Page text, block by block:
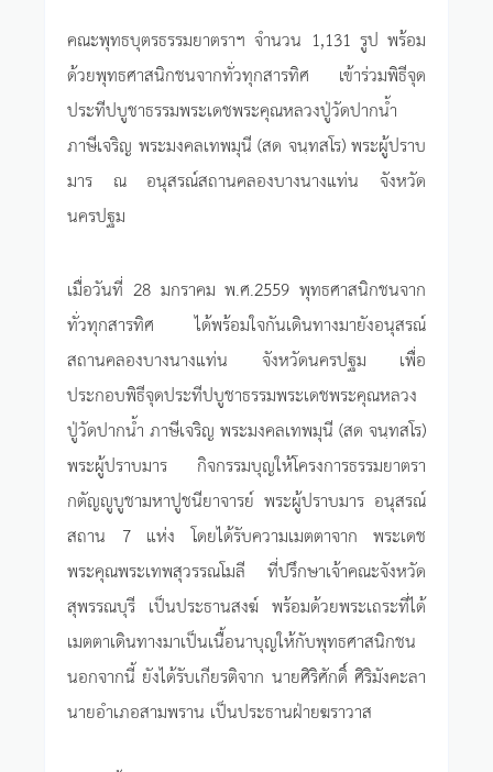
คณะพุทธบุตรธรรมยาตราฯ จำนวน 1,131 รูป พร้อม
ด้วยพุทธศาสนิกชนจากทั่วทุกสารทิศ เข้าร่วมพิธีจุด
ประทีปบูชาธรรมพระเดชพระคุณหลวงปู่วัดปากน้ำ
ภาษีเจริญ พระมงคลเทพมุนี (สด จนฺทสโร) พระผู้ปราบ
มาร ณ อนุสรณ์สถานคลองบางนางแท่น จังหวัด
นครปฐม
เมื่อวันที่ 28 มกราคม พ.ศ.2559 พุทธศาสนิกชนจาก
ทั่วทุกสารทิศ ได้พร้อมใจกันเดินทางมายังอนุสรณ์
สถานคลองบางนางแท่น จังหวัดนครปฐม เพื่อ
ประกอบพิธีจุดประทีปบูชาธรรมพระเดชพระคุณหลวง
ปู่วัดปากน้ำ ภาษีเจริญ พระมงคลเทพมุนี (สด จนฺทสโร)
พระผู้ปราบมาร กิจกรรมบุญให้โครงการธรรมยาตรา
กตัญญูบูชามหาปูชนียาจารย์ พระผู้ปราบมาร อนุสรณ์
สถาน 7 แห่ง โดยได้รับความเมตตาจาก พระเดช
พระคุณพระเทพสุวรรณโมลี ที่ปรึกษาเจ้าคณะจังหวัด
สุพรรณบุรี เป็นประธานสงฆ์ พร้อมด้วยพระเถระที่ได้
เมตตาเดินทางมาเป็นเนื้อนาบุญให้กับพุทธศาสนิกชน
นอกจากนี้ ยังได้รับเกียรติจาก นายศิริศักดิ์ ศิริมังคะลา
นายอำเภอสามพราน เป็นประธานฝ่ายฆราวาส